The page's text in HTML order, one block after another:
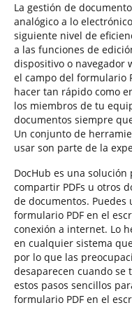
La gestión de
analógico a lo
siguiente nivel de
a las funciones de
dispositivo o navegador
el campo del formulario
hacer tan rápido como
los miembros de tu
documentos siempre
Un conjunto de
usar son parte de la
DocHub es una
compartir PDFs u otros
de documentos. Puedes
formulario PDF en el
conexión a internet. Lo
en cualquier sistema
por lo que las
desaparecen cuando se
estos pasos sencillos
formulario PDF en el